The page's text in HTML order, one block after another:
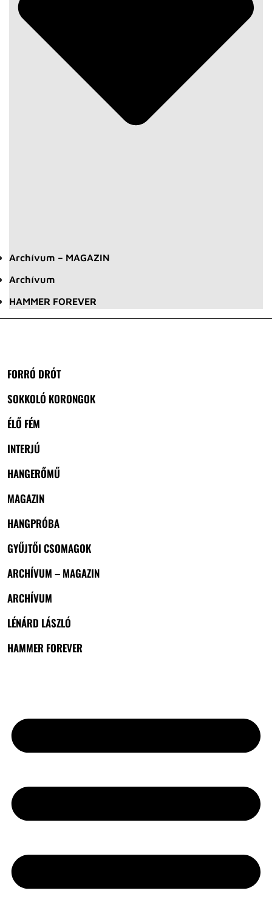
Archívum – MAGAZIN
Archívum
HAMMER FOREVER
FORRÓ DRÓT
SOKKOLÓ KORONGOK
ÉLŐ FÉM
INTERJÚ
HANGERŐMŰ
MAGAZIN
HANGPRÓBA
GYŰJTŐI CSOMAGOK
ARCHÍVUM – MAGAZIN
ARCHÍVUM
LÉNÁRD LÁSZLÓ
HAMMER FOREVER